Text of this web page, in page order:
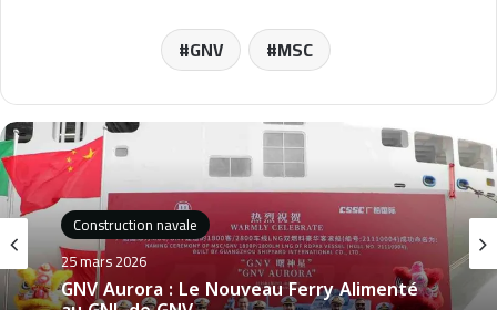
GNV MSC
Construction navale
25 mars 2026
Construction navale
25 décembre 2025